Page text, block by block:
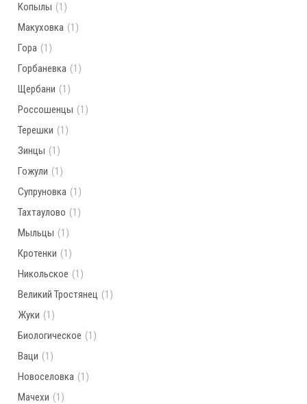
Копылы (1)
Макуховка (1)
Гора (1)
Горбаневка (1)
Щербани (1)
Россошенцы (1)
Терешки (1)
Зинцы (1)
Гожули (1)
Супруновка (1)
Тахтаулово (1)
Мыльцы (1)
Кротенки (1)
Никольское (1)
Великий Тростянец (1)
Жуки (1)
Биологическое (1)
Ваци (1)
Новоселовка (1)
Мачехи (1)